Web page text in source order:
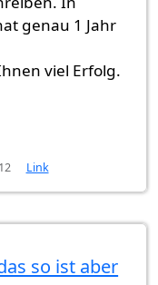
genau 1 Jahr
viel Erfolg.
Link
so ist aber